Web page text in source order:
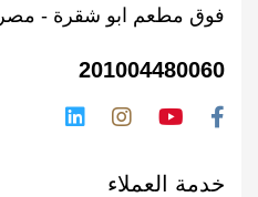
فوق مطعم ابو شقرة - مصر
201004480060
خدمة العملاء